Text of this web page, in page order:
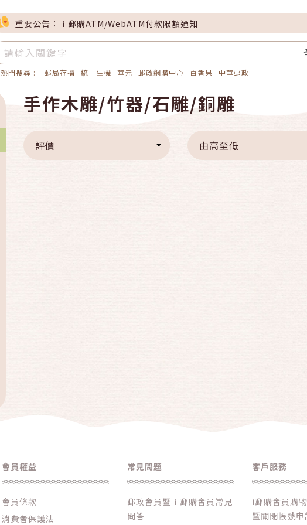
重要公告：ｉ郵購ATM/WebATM付款限額通知
熱門搜尋 : 郵局存摺 統一生機 華元 郵政網購中心 百香果 中華郵政
手作木雕/竹器/石雕/銅雕
評價 由高至低
會員權益
會員條款
消費者保護法
常見問題
郵政會員暨ｉ郵購會員常見
問答
客戶服務
i郵購會員購
暨關閉帳號申